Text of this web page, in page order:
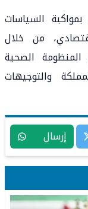
السياسات
من خلال
الصحية
والتوجيهات
إرسال